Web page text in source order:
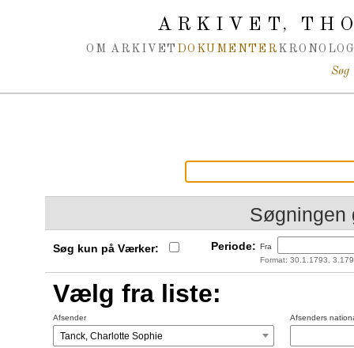
ARKIVET,
OM ARKIVET DOKUMENTER
Søg
Søgningen
Søg kun på Værker: Periode: Fra
Format: 30.1.1793,
Vælg fra liste:
Afsender Afsenders